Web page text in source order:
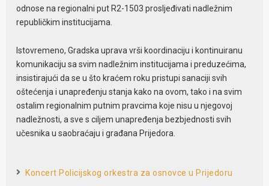
odnose na regionalni put R2-1503 prosljeđivati nadležnim
republičkim institucijama.
Istovremeno, Gradska uprava vrši koordinaciju i kontinuiranu
komunikaciju sa svim nadležnim institucijama i preduzećima,
insistirajući da se u što kraćem roku pristupi sanaciji svih
oštećenja i unapređenju stanja kako na ovom, tako i na svim
ostalim regionalnim putnim pravcima koje nisu u njegovoj
nadležnosti, a sve s ciljem unapređenja bezbjednosti svih
učesnika u saobraćaju i građana Prijedora.
Koncert Policijskog orkestra za osnovce u Prijedoru